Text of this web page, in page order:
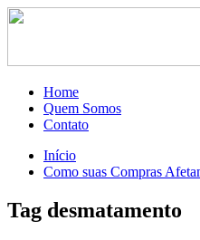
Home
Quem Somos
Contato
Início
Como suas Compras
Tag desmatamento